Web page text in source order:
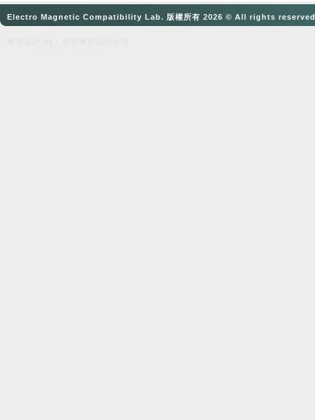
Electro Magnetic Compatibility Lab. 版權所有 2026 © All rights reserved